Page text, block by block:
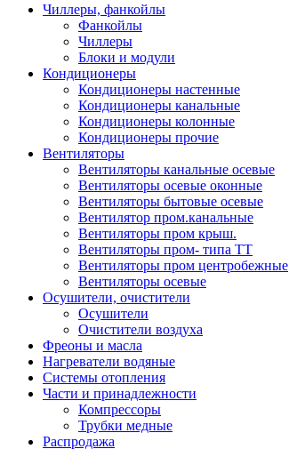
Чиллеры, фанкойлы
Фанкойлы
Чиллеры
Блоки и модули
Кондиционеры
Кондиционеры настенные
Кондиционеры канальные
Кондиционеры колонные
Кондиционеры прочие
Вентиляторы
Вентиляторы канальные осевые
Вентиляторы осевые оконные
Вентиляторы бытовые осевые
Вентилятор пром.канальные
Вентиляторы пром крыш.
Вентиляторы пром- типа ТТ
Вентиляторы пром центробежные
Вентиляторы осевые
Осушители, очистители
Осушители
Очистители воздуха
Фреоны и масла
Нагреватели водяные
Системы отопления
Части и принадлежности
Компрессоры
Трубки медные
Раcпродажа